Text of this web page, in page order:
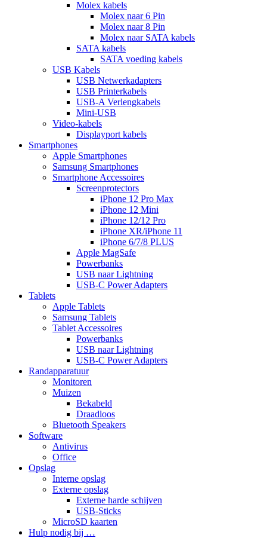
Molex kabels
Molex naar 6 Pin
Molex naar 8 Pin
Molex naar SATA kabels
SATA kabels
SATA voeding kabels
USB Kabels
USB Netwerkadapters
USB Printerkabels
USB-A Verlengkabels
Mini-USB
Video-kabels
Displayport kabels
Smartphones
Apple Smartphones
Samsung Smartphones
Smartphone Accessoires
Screenprotectors
iPhone 12 Pro Max
iPhone 12 Mini
iPhone 12/12 Pro
iPhone XR/iPhone 11
iPhone 6/7/8 PLUS
Apple MagSafe
Powerbanks
USB naar Lightning
USB-C Power Adapters
Tablets
Apple Tablets
Samsung Tablets
Tablet Accessoires
Powerbanks
USB naar Lightning
USB-C Power Adapters
Randapparatuur
Monitoren
Muizen
Bekabeld
Draadloos
Bluetooth Speakers
Software
Antivirus
Office
Opslag
Interne opslag
Externe opslag
Externe harde schijven
USB-Sticks
MicroSD kaarten
Hulp nodig bij …